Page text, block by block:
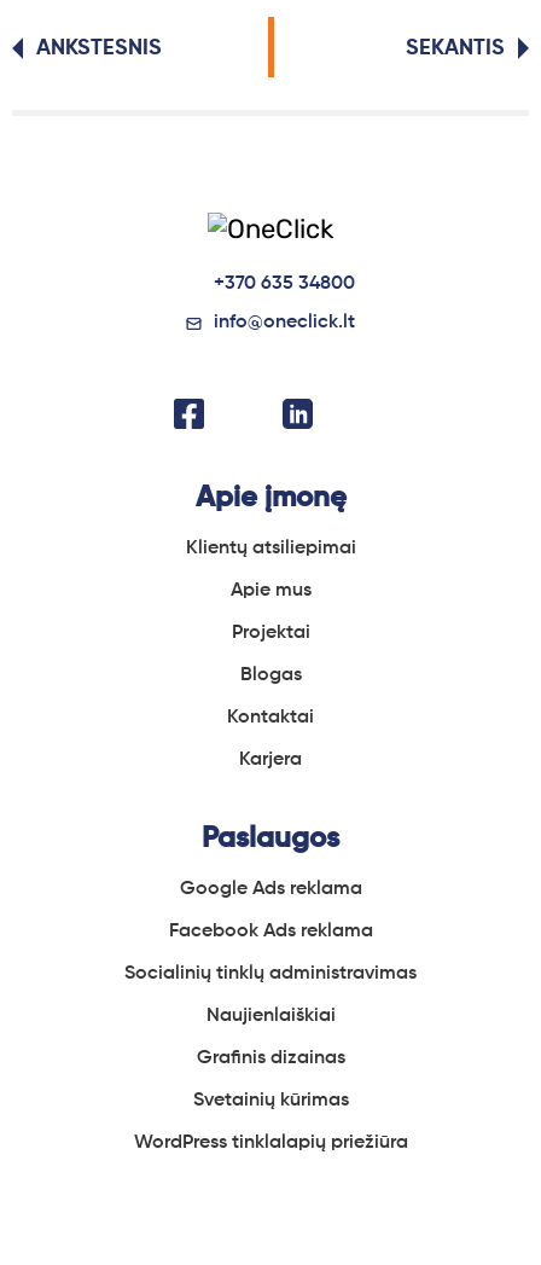
ANKSTESNIS SEKANTIS
+370 635 34800
info@oneclick.lt
Apie įmonę
Klientų atsiliepimai
Apiemus
Projektai
Blogas
Kontaktai
Karjera
Paslaugos
Google Ads reklama
FacebookAds reklama
Socialinių tinklų administravimas
Naujienlaiškiai
Grafinis dizainas
Svetainiųkūrimas
WordPress tinklalapiųpriežiūra